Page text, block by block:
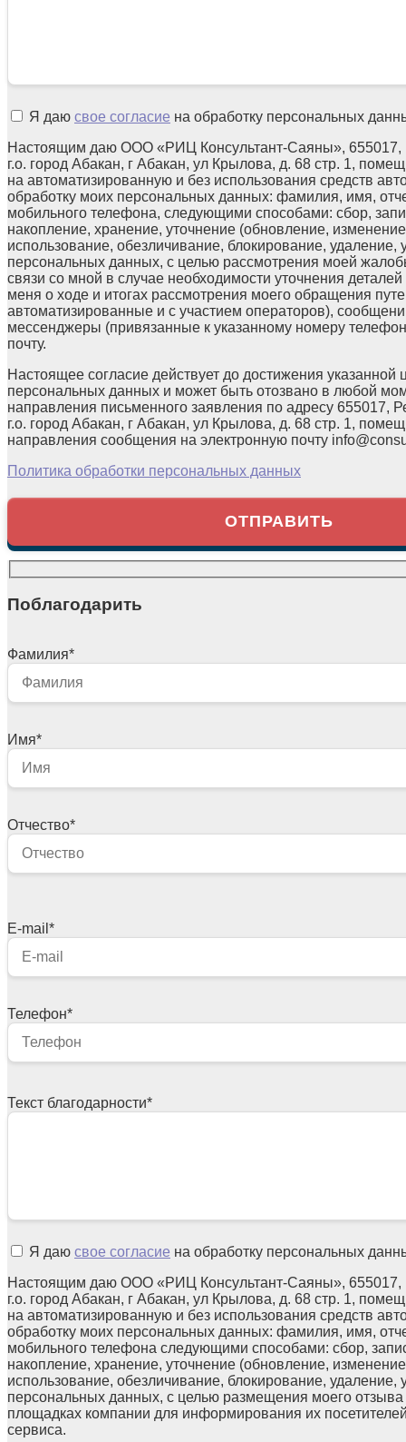
Я даю свое согласие на обработку персональных
Настоящим даю ООО «РИЦ Консультант-Саяны», 655017,
г.о. город Абакан, г Абакан, ул Крылова, д. 68 стр. 1,
на автоматизированную и без использования средств
обработку моих персональных данных: фамилия, имя,
мобильного телефона, следующими способами: сбор,
накопление, хранение, уточнение (обновление,
использование, обезличивание, блокирование, удаление,
персональных данных, с целью рассмотрения моей
связи со мной в случае необходимости уточнения
меня о ходе и итогах рассмотрения моего обращения
автоматизированные и с участием операторов),
мессенджеры (привязанные к указанному номеру
почту.
Настоящее согласие действует до достижения указанной
персональных данных и может быть отозвано в любой
направления письменного заявления по адресу 655017,
г.о. город Абакан, г Абакан, ул Крылова, д. 68 стр. 1,
направления сообщения на электронную почту
Политика обработки персональных данных
Поблагодарить
Фамилия*
Имя*
Отчество*
E-mail *
Телефон*
Текст благодарности*
Я даю свое согласие на обработку персональных
Настоящим даю ООО «РИЦ Консультант-Саяны», 655017,
г.о. город Абакан, г Абакан, ул Крылова, д. 68 стр. 1,
на автоматизированную и без использования средств
обработку моих персональных данных: фамилия, имя,
мобильного телефона следующими способами: сбор,
накопление, хранение, уточнение (обновление,
использование, обезличивание, блокирование, удаление,
персональных данных, с целью размещения моего
площадках компании для информирования их
сервиса.